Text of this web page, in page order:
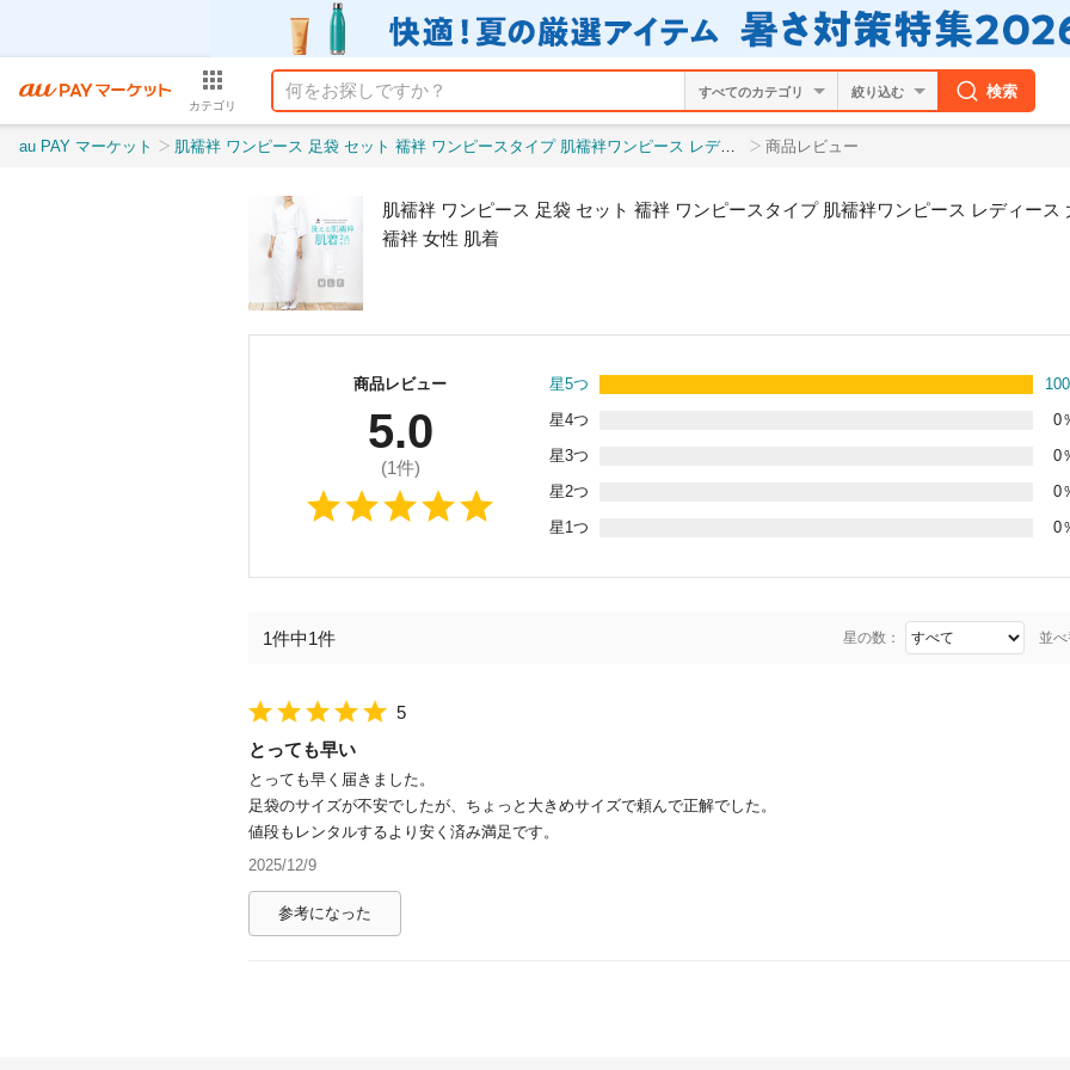
カテゴリ
絞り込む 検索
au PAY マーケット 肌襦袢 ワンピース 足袋 セット 襦袢 ワンピースタイプ 肌襦袢ワンピース レディース 大きいサイズ 夏 冬 女 着物 肌着 長襦袢 女性 肌着 商品レビュー
肌襦袢 ワンピース 足袋 セット 襦袢 ワンピースタイプ 肌襦袢ワンピース レディー
襦袢 女性 肌着
商品レビュー
5.0
(1件)
星5つ
100
星4つ
0
星3つ
0
星2つ
0
星1つ
0
1件中1件 星の数： 並
5
とっても早い
とっても早く届きました。
足袋のサイズが不安でしたが、ちょっと大きめサイズで頼んで正解でした。
値段もレンタルするより安く済み満足です。
2025/12/9
参考になった